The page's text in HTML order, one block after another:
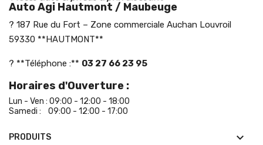
Auto Agi Hautmont / Maubeuge
? 187 Rue du Fort – Zone commerciale Auchan Louvroil
59330 **HAUTMONT**
? **Téléphone :** 03 27 66 23 95
Horaires d'Ouverture :
Lun - Ven : 09:00 - 12:00 - 18:00
Samedi : 09:00 - 12:00 - 17:00
PRODUITS 